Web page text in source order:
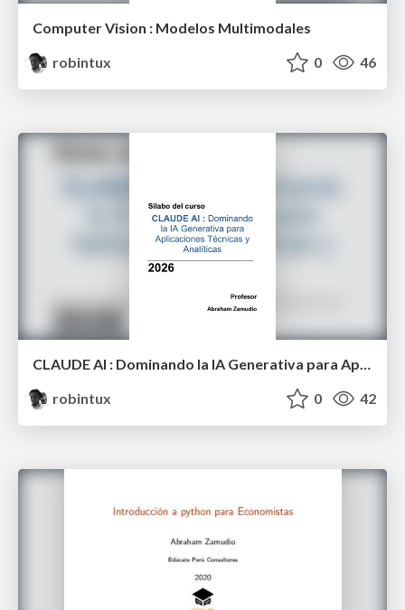
Computer Vision : Modelos Multimodales
robintux
0 46
CLAUDE AI : Dominando la IA Generativa para Aplicaciones Técnicas y Analíticas
robintux
0 42